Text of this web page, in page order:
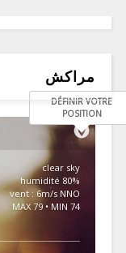
مراكش
DÉFINIR VOTRE
POSITION
clear sky
80% humidité
vent : 6m/s NNO
MAX 79 • MIN 74